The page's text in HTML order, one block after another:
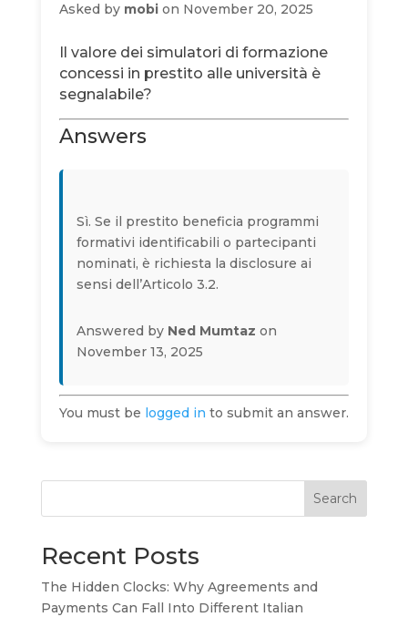
Asked by mobion November 20, 2025
Il valore dei simulatori di formazione
concessi in prestito alle università è
segnalabile?
Answers
Sì. Se il prestito beneficia programmi
formativi identifi­cabili o partecipanti
nominati, è richiesta la disclosure ai
sensi dell’Articolo 3.2.
Answered by Ned Mumtaz on
November 13, 2025
You must be logged in to submit an answer.
Search
Recent Posts
The Hidden Clocks: Why Agreements and
Payments Can Fall Into Different Italian